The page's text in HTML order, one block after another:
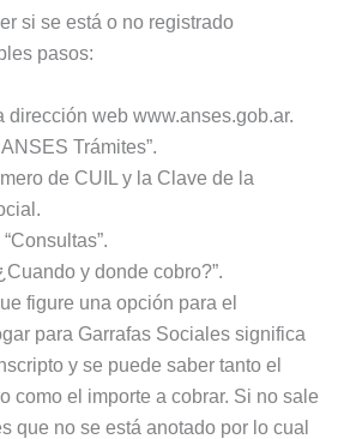
si se está o no registrado
pasos:
dirección web www.anses.gob.ar.
Trámites”.
de CUIL y la Clave de la
y donde cobro?”.
figure una opción para el
para Garrafas Sociales significa
y se puede saber tanto el
como el importe a cobrar. Si no sale
que no se está anotado por lo cual